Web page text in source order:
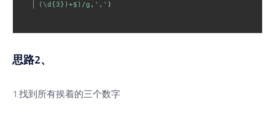
(\d{3})+$)/g , ',' )
思路2、
1.找到所有挨着的三个数字